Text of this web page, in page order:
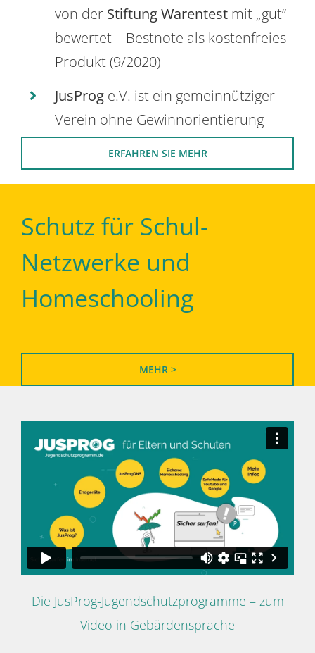
von der Stiftung Warentest mit „gut“
bewertet – Bestnote als kostenfreies
Produkt (9/2020)
JusProg e.V. ist ein gemeinnütziger
Verein ohne Gewinnorientierung
ERFAHREN SIE MEHR
Schutz für Schul-
Netzwerke und
Homeschooling
MEHR >
Die JusProg-Jugendschutzprogramme – zum
Video in Gebärdensprache